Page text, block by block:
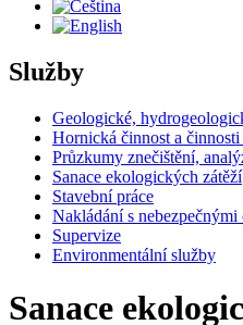
Služby
Geologické,
Hornická činnost a
Průzkumy znečištění,
Sanace ekologických zátěží
Stavební práce
Nakládání s nebezpečnými
Supervize
Environmentální služby
Sanace